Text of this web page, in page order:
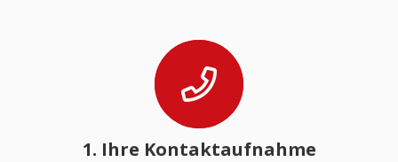
1. Ihre Kontaktaufnahme